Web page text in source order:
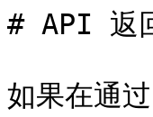
# API 返
如果在通